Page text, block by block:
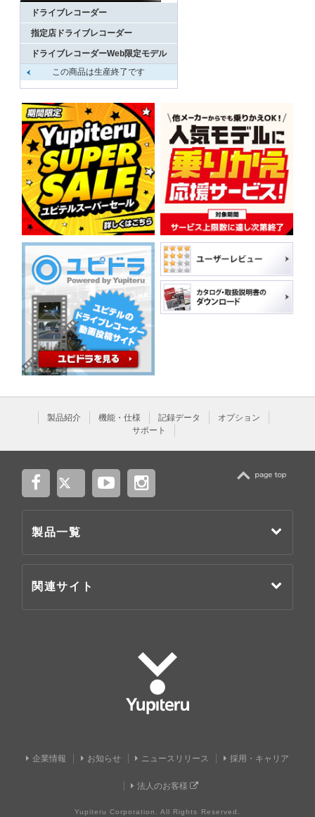
ドライブレコーダー
指定店ドライブレコーダー
ドライブレコーダーWeb限定モデル
この商品は生産終了です
製品紹介 機能・仕様 記録データ
オプション
サポート
製品一覧
関連サイト
企業情報 お知らせ ニュースリリース 採用・キャリア
法人のお客様
Yupiteru Corporation. All Rights Reserved.